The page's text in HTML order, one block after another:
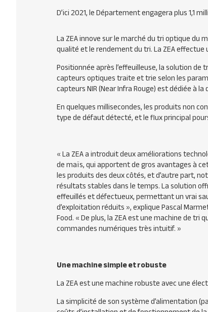
D’ici 2021, le Département engagera plus 1,1
La ZEA innove sur le marché du tri optique du
qualité et le rendement du tri. La ZEA
Positionnée après l’effeuilleuse, la solution de
capteurs optiques traite et trie selon les
capteurs NIR (Near Infra Rouge) est dédiée à
En quelques millisecondes, les produits non
type de défaut détecté, et le flux principal
«LaZEA a introduit deux améliorations
de maïs, qui apportent de gros avantages à
les produits des deux côtés, et d’autre part,
résultats stables dans le temps. La solution
effeuillés et défectueux, permettant un vrai
d’exploitation réduits», explique Pascal
Food. «De plus, la ZEA est une machine de tri
commandes numériques très intuitif.»
Une machine simple et robuste
La ZEA est une machine robuste avec une
La simplicité de son système d’alimentation